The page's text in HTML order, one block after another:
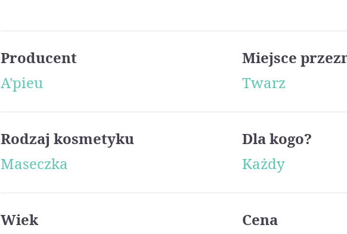
Producent
A'pieu
Miejsce
Twarz
Rodzaj kosmetyku
Maseczka
Dla kogo?
Każdy
Wiek
Cena